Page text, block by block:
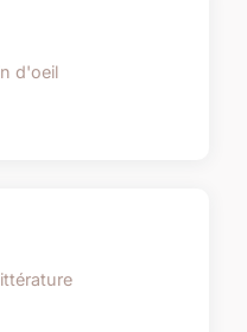
d'oeil